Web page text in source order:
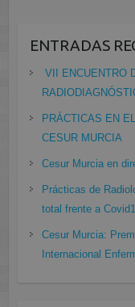
ENTRADAS
VII ENCUENTRO
PRÁCTICAS EN
CESUR MURCIA
Cesur Murcia en
Prácticas de
total frente a
Cesur Murcia:
Internacional